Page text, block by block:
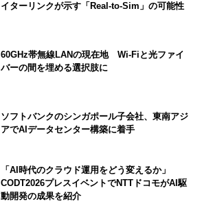
イターリンクが示す「Real-to-Sim」の可能性
60GHz帯無線LANの現在地 Wi-Fiと光ファイ
バーの間を埋める選択肢に
ソフトバンクのシンガポール子会社、東南アジ
アでAIデータセンター構築に着手
「AI時代のクラウド運用をどう変えるか」
CODT2026プレスイベントでNTTドコモがAI駆
動開発の成果を紹介